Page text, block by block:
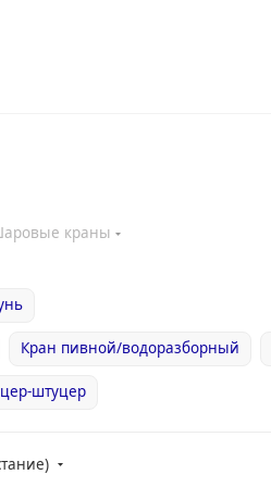
краны
Кран пивной/водоразборный
штуцер